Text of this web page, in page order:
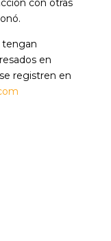
con otras
tengan
en
registren en